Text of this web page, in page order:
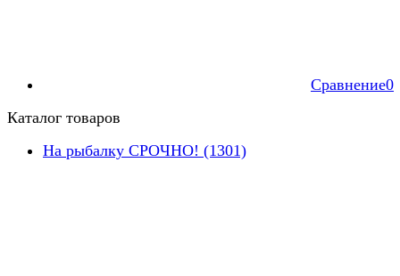
Сравнение0
Каталог товаров
На рыбалку СРОЧНО! (1301)